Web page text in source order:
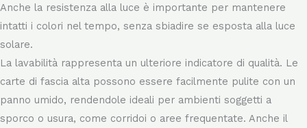
a essere più semplice da gestire durante l’applicazione.
Anche la resistenza alla luce è importante per mantenere
intatti i colori nel tempo, senza sbiadire se esposta alla luce
solare.
La lavabilità rappresenta un ulteriore indicatore di qualità. Le
carte di fascia alta possono essere facilmente pulite con un
panno umido, rendendole ideali per ambienti soggetti a